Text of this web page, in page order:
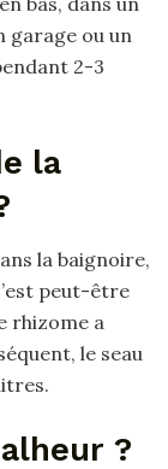
garage ou un
2-3
la
la baignoire,
peut-être
rhizome a
le seau
?